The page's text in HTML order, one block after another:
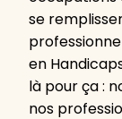
se
en
là pour ça :
nos